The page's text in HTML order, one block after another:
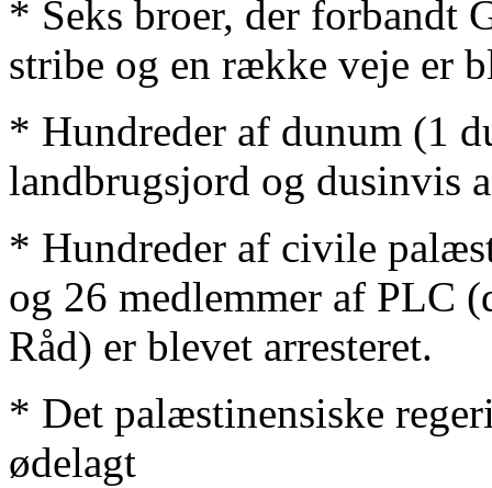
* Seks broer, der forbandt
stribe og en række veje er
* Hundreder af dunum (1
landbrugsjord og dusinvis
* Hundreder af civile
og 26 medlemmer af PLC
Råd) er blevet arresteret.
* Det palæstinensiske
ødelagt